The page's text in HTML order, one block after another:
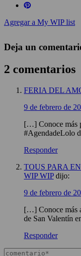
Agregar a My WIP list
Deja un
2 comentarios
FERIA DEL
9 de febrero de
[…] Conoce más
#AgendadeLolo
Responder
TOUS PARA
WIP WIP dijo:
9 de febrero de
[…] Conoce más
de San Valentín
Responder